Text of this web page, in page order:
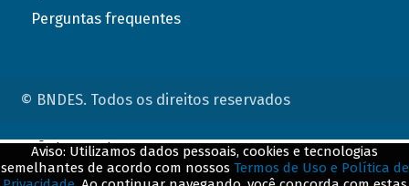
Perguntas frequentes
© BNDES. Todos os direitos reservados
Aviso: Utilizamos dados pessoais, cookies e tecnologias
semelhantes de acordo com nossos Termos de Uso e Política de
ConteÃºdo complementar
${title}${badge}